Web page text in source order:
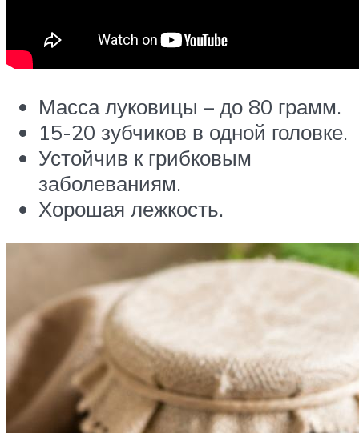
Масса луковицы – до 80 грамм.
15-20 зубчиков в одной головке.
Устойчив к грибковым
заболеваниям.
Хорошая лежкость.